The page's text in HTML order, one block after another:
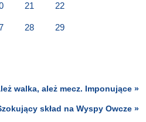
21 22
28 29
walka, ależ mecz. Imponujące »
skład na Wyspy Owcze »